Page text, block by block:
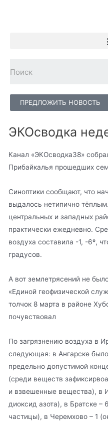
ПРЕДЛОЖИТЬ НОВОСТЬ
ЭКОсводка
Канал «ЭКОсводка38»
Прибайкалья прошедших
Синоптики сообщают, что
выдалось нетипично
центральных и западных
практически ежедневно.
воздуха составила -1, -6º,
градусов.
А вот землетрясений не
«Единой геофизической
толчок 8 марта в районе
почувствовал
По загрязнению воздуха в
следующая: в Ангарске
предельно допустимой
(среди веществ
и взвешенные вещества), в
диоксид азота), в Братске
частицы), в Черемхово – 1